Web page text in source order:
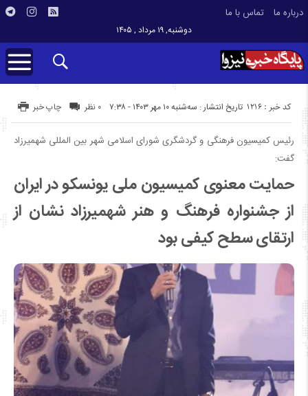
درباره ما تماس با ما
دوشنبه, ۱۹ مرداد , ۱۴۰۵
تاریخ انتشار : سه‌شنبه ۱۰ مهر ۱۴۰۳ - ۷:۳۸ کد خبر : 1216 چاپ خبر ۰ نظر
رئیس کمیسیون فرهنگی و گردشگری شورای اسلامی شهر بین المللی شهمیرزاد
گفت:
حمایت معنوی کمیسیون ملی یونسکو در ایران
از جشنواره فرهنگ و هنر شهمیرزاد نشان از
ارتقای سطح کیفی بود